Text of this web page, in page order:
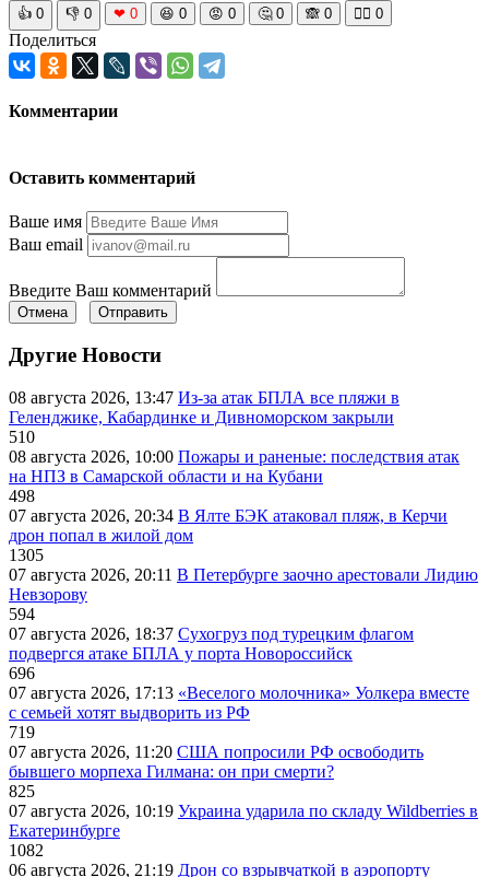
👍 0 👎 0 ❤ 0 😆 0 😡 0 🤔 0 🙈 0 🧘‍♀️ 0
Поделиться
Комментарии
Оставить комментарий
Ваше имя
Ваш email
Введите Ваш комментарий
Отмена Отправить
Другие Новости
08 августа 2026, 13:47 Из-за атак БПЛА все пляжи в
Геленджике, Кабардинке и Дивноморском закрыли
510
08 августа 2026, 10:00 Пожары и раненые: последствия атак
на НПЗ в Самарской области и на Кубани
498
07 августа 2026, 20:34 В Ялте БЭК атаковал пляж, в Керчи
дрон попал в жилой дом
1305
07 августа 2026, 20:11 В Петербурге заочно арестовали Лидию
Невзорову
594
07 августа 2026, 18:37 Сухогруз под турецким флагом
подвергся атаке БПЛА у порта Новороссийск
696
07 августа 2026, 17:13 «Веселого молочника» Уолкера вместе
с семьей хотят выдворить из РФ
719
07 августа 2026, 11:20 США попросили РФ освободить
бывшего морпеха Гилмана: он при смерти?
825
07 августа 2026, 10:19 Украина ударила по складу Wildberries в
Екатеринбурге
1082
06 августа 2026, 21:19 Дрон со взрывчаткой в аэропорту